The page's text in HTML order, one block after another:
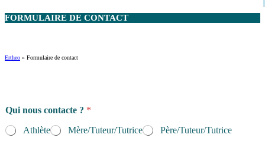
FORMULAIRE DE CONTACT
Ertheo » Formulaire de contact
Qui nous contacte ? *
Athlète
Mère/Tuteur/Tutrice Père/Tuteur/Tutrice